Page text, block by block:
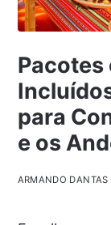
Pacotes
para
e os
ARMANDO DANTAS